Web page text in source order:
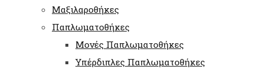
Μαξιλαροθήκες
Παπλωματοθήκες
Μονές Παπλωματοθήκες
Υπέρδιπλες Παπλωματοθήκες